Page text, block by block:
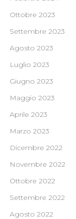
Ottobre 2023
Settembre 2023
Agosto 2023
Luglio 2023
Giugno 2023
Maggio 2023
Aprile 2023
Marzo 2023
Dicembre 2022
Novembre 2022
Ottobre 2022
Settembre 2022
Agosto 2022